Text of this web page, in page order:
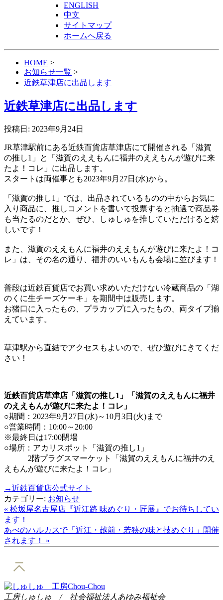
ENGLISH
中文
サイトマップ
ホームへ戻る
HOME >
お知らせ一覧 >
近鉄草津店に出品します
近鉄草津店に出品します
投稿日: 2023年9月24日
JR草津駅前にある近鉄百貨店草津店にて開催される「滋賀
の推し1」と「滋賀のええもんに福井のええもんが遊びに来
たよ！コレ」に出品します。
スタートは両催事とも2023年9月27日(水)から。
「滋賀の推し1」では、出品されているものの中からお気に
入り商品に、推しコメントを書いて投票すると抽選で商品券
も当たるのだとか。ぜひ、しゅしゅを推していただけると嬉
しいです！
また、滋賀のええもんに福井のええもんが遊びに来たよ！コ
レ」は、その名の通り、福井のいいもんも会場に並びます！
普段は近鉄百貨店でお買い求めいただけない冷蔵商品の「湖
のくに生チーズケーキ」を期間中は販売します。
お猪口に入ったもの、プラカップに入ったもの、両タイプ揃
えています。
草津駅から直結でアクセスもよいので、ぜひ遊びにきてくだ
さい！
近鉄百貨店草津店「滋賀の推し1」「滋賀のええもんに福井
のええもんが遊びに来たよ！コレ」
○期間：2023年9月27日(水)～10月3日(火)まで
○営業時間：10:00～20:00
※最終日は17:00閉場
○場所：アカリスポット「滋賀の推し1」
2階プラグスマーケット「滋賀のええもんに福井のえ
えもんが遊びに来たよ！コレ」
→近鉄百貨店公式サイト
カテゴリー: お知らせ
« 松坂屋名古屋店『近江路 味めぐり・匠展』でお待ちしてい
ます！
あべのハルカスで「近江・越前・若狭の味と技めぐり」開催
されます！ »
工房しゅしゅ / 社会福祉法人あゆみ福祉会